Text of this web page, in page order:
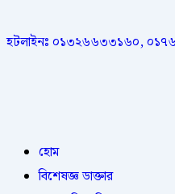
হটলাইনঃ ০১৩২৬৬৩৩১৬০,
হোম
বিশেষজ্ঞ ডাক্তার